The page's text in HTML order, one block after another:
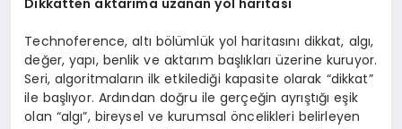
Technoference, altı bölümlük yol haritasını dikkat, algı,
değer, yapı, benlik ve aktarım başlıkları üzerine kuruyor.
Seri, algoritmaların ilk etkilediği kapasite olarak “dikkat”
ile başlıyor. Ardından doğru ile gerçeğin ayrıştığı eşik
olan “algı”, bireysel ve kurumsal öncelikleri belirleyen